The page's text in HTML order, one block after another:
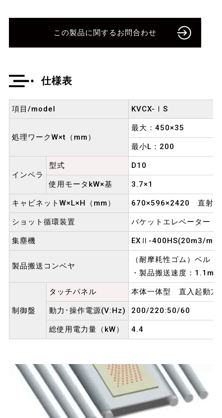
この製品に関するお問合わせ
仕様表
項目/model KVCX-ⅠS
処理ワークW×t（mm）
最大：450×35
最小L：200
インペラ
型式 D10
使用モータkW×基 3.7×1
キャビネットW×L×H（mm） 670×596×2420 直射部
ショット循環装置 バケットエレベータ
集塵機 EXⅡ-400HS(20m3/
製品搬送コンベヤ
（耐摩耗性ゴム）ベル
・製品搬送速度：
制御盤
タッチパネル 本体一体型 直入起動方
動力･操作電源(V:Hz) 200/220:50/60
総使用電力量（kW） 4.4